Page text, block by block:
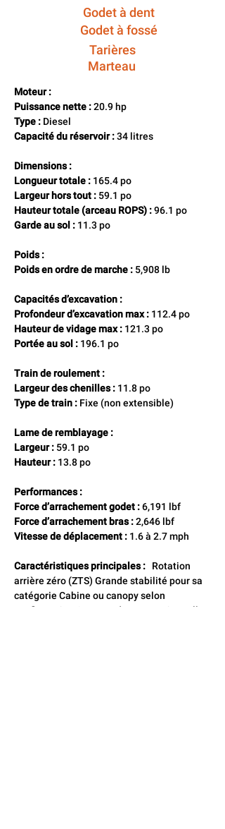
Godet à fossé
Godet à dent
Tarières
Marteau
Moteur :
Puissance nette : 20.9 hp
Type : Diesel
Capacité du réservoir : 34 litres
Dimensions :
Longueur totale : 165.4 po
Largeur hors tout : 59.1 po
Hauteur totale (arceau ROPS) : 96.1 po
Garde au sol : 11.3 po
Poids :
Poids en ordre de marche : 5,908 lb
Capacités d’excavation :
Profondeur d’excavation max : 112.4 po
Hauteur de vidage max : 121.3 po
Portée au sol : 196.1 po
Train de roulement :
Largeur des chenilles : 11.8 po
Type de train : Fixe (non extensible)
Lame de remblayage :
Largeur : 59.1 po
Hauteur : 13.8 po
Performances :
Force d’arrachement godet : 6,191 lbf
Force d’arrachement bras : 2,646 lbf
Vitesse de déplacement : 1.6 à 2.7 mph
Caractéristiques principales : Rotation
arrière zéro (ZTS) Grande stabilité pour sa
catégorie Cabine ou canopy selon
configuration Commandes proportionnelles